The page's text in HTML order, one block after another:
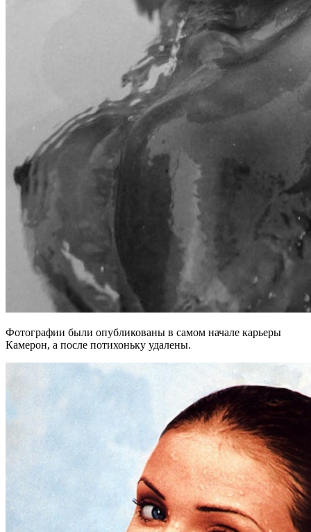
Фотографии были опубликованы в самом начале карьеры
Камерон, а после потихоньку удалены.